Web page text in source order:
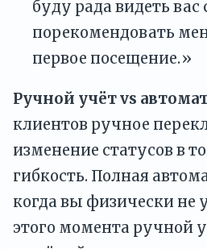
буду рада видеть
порекомендовать
первое посещение.»
Ручной учёт vs
клиентов ручное
изменение статусов в
гибкость. Полная
когда вы физически не
этого момента